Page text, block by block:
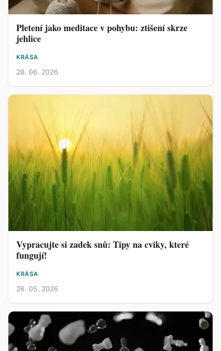
Pletení jako meditace v pohybu: ztišení skrze
jehlice
KRÁSA
28. 06. 2026
Vypracujte si zadek snů: Tipy na cviky, které
fungují!
KRÁSA
26. 05. 2026